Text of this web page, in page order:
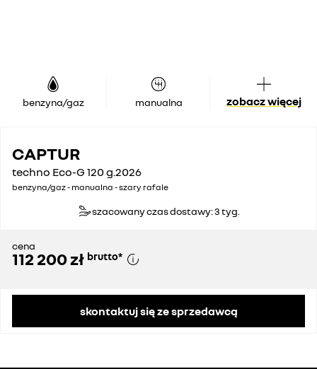
benzyna/gaz manualna zobacz więcej
CAPTUR
techno Eco-G 120 g.2026
benzyna/gaz - manualna - szary rafale
szacowany czas dostawy: 3 tyg.
cena
112 200 zł brutto*
skontaktuj się ze sprzedawcą